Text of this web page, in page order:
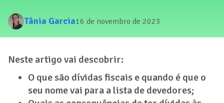
Tânia Garcia16 de novembro de 2023
Neste artigo vai descobrir:
O que são dívidas fiscais e quando é que o
seu nome vai para a lista de devedores;